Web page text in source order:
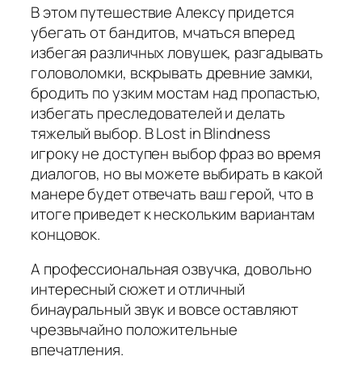
В этом путешествие Алексу придется
убегать от бандитов, мчаться вперед
избегая различных ловушек, разгадывать
головоломки, вскрывать древние замки,
бродить по узким мостам над пропастью,
избегать преследователей и делать
тяжелый выбор. В Lost in Blindness
игроку не доступен выбор фраз во время
диалогов, но вы можете выбирать в какой
манере будет отвечать ваш герой, что в
итоге приведет к нескольким вариантам
концовок.
А профессиональная озвучка, довольно
интересный сюжет и отличный
бинауральный звук и вовсе оставляют
чрезвычайно положительные
впечатления.